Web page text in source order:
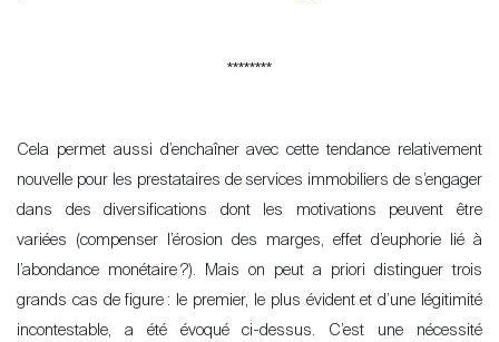
********
Cela permet aussi d ’enchaîner avec cette tendance relativement
nouvelle pour les prestataires de services immobiliers de s’engager
dans des diversifications dont les motivations peuvent être
variées (compenser l’érosion des marges, effet d’euphorie lié à
l’abondance monétaire ?). Mais on peut a priori distinguer trois
grands cas de figure : le premier, le plus évident et d’une légitimité
incontestable, a été évoqué ci-dessus. C’est une nécessité